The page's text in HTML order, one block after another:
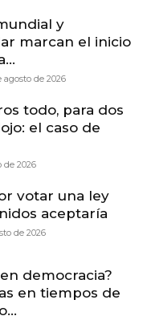
y
marcan el inicio
agosto de 2026
todo, para dos
el caso de
de 2026
votar una ley
aceptaría
de 2026
democracia?
en tiempos de